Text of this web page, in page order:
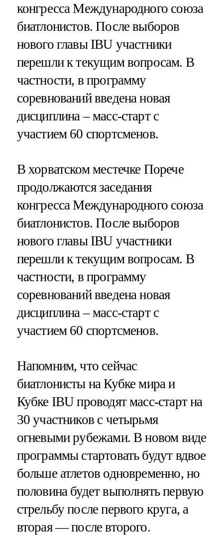
конгресса Международного союза
биатлонистов. После выборов
нового главы IBU участники
перешли к текущим вопросам. В
частности, в программу
соревнований введена новая
дисциплина – масс-старт с
участием 60 спортсменов.
В хорватском местечке Порече
продолжаются заседания
конгресса Международного союза
биатлонистов. После выборов
нового главы IBU участники
перешли к текущим вопросам. В
частности, в программу
соревнований введена новая
дисциплина – масс-старт с
участием 60 спортсменов.
Напомним, что сейчас
биатлонисты на Кубке мира и
Кубке IBU проводят масс-старт на
30 участников с четырьмя
огневыми рубежами. В новом виде
программы стартовать будут вдвое
больше атлетов одновременно, но
половина будет выполнять первую
стрельбу после первого круга, а
вторая — после второго.